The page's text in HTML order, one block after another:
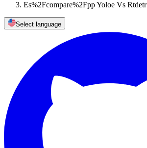
Es%2Fcompare%2Fpp Yoloe Vs Rtdetr
Select language